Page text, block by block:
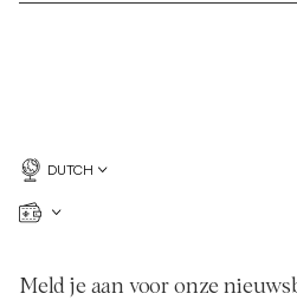
DUTCH
Meld je aan voor onze